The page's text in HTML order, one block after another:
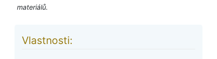
materiálů.
Vlastnosti: